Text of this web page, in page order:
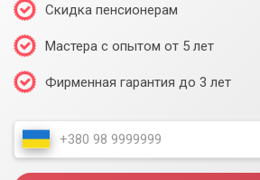
Скидка пенсионерам
Мастера с опытом от 5 лет
Фирменная гарантия до 3 лет